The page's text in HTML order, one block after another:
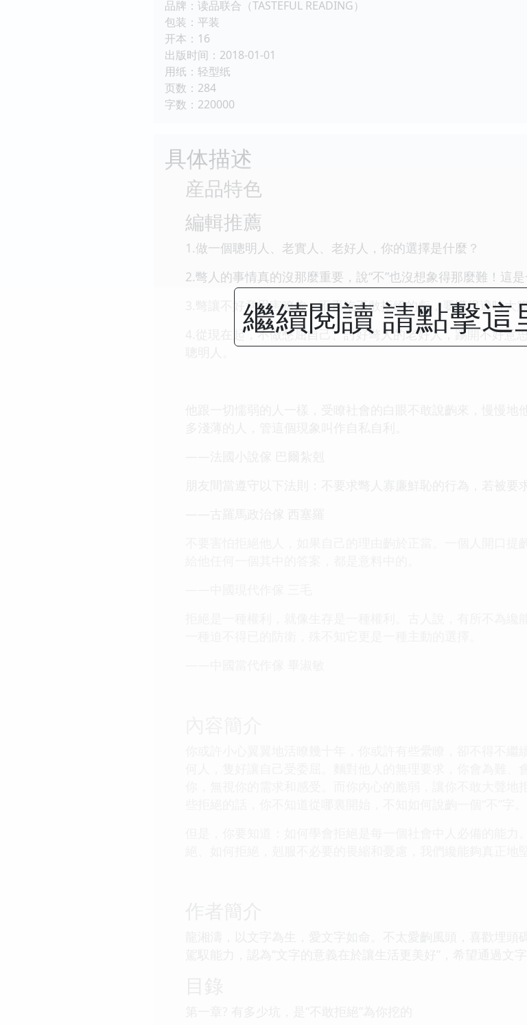
品牌：读品联合（TASTEFUL READING）
包装：平装
开本：16
出版时间：2018-01-01
用纸：轻型纸
页数：284
字数：220000
具体描述
産品特色
編輯推薦
1.做一個聰明人、老實人、老好人，你的選擇是什麼？
2.彆人的事情真的沒那麼重要，說“不”也沒想象得那麼難！這
3.彆讓不好意思害瞭你，不再吃不敢拒絕的虧，要懂得適時大
4.從現在起，不做憋屈自己、討好彆人的老好人，踢開不好意
繼續閱讀 請點擊這